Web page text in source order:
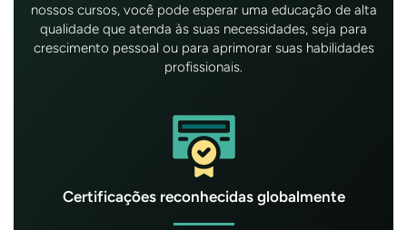
nossos cursos, você pode esperar uma educação de alta
qualidade que atenda às suas necessidades, seja para
crescimento pessoal ou para aprimorar suas habilidades
profissionais.
Certificações reconhecidas globalmente